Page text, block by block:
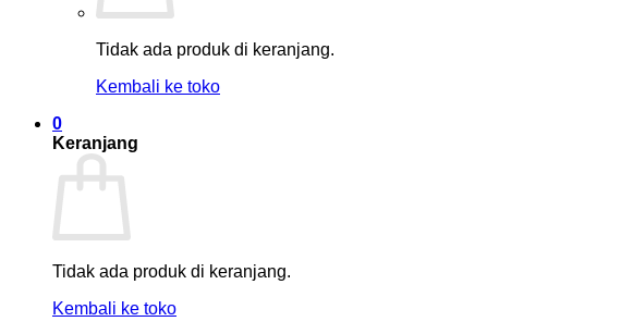
Tidak ada produk di keranjang.
Kembali ke toko
0
Keranjang
Tidak ada produk di keranjang.
Kembali ke toko